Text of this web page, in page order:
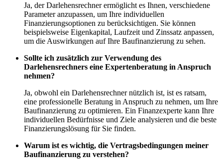
Ja, der Darlehensrechner ermöglicht es Ihnen, verschiedene
Parameter anzupassen, um Ihre individuellen
Finanzierungsoptionen zu berücksichtigen. Sie können
beispielsweise Eigenkapital, Laufzeit und Zinssatz anpassen,
um die Auswirkungen auf Ihre Baufinanzierung zu sehen.
Sollte ich zusätzlich zur Verwendung des
Darlehensrechners eine Expertenberatung in Anspruch
nehmen?
Ja, obwohl ein Darlehensrechner nützlich ist, ist es ratsam,
eine professionelle Beratung in Anspruch zu nehmen, um Ihre
Baufinanzierung zu optimieren. Ein Finanzexperte kann Ihre
individuellen Bedürfnisse und Ziele analysieren und die beste
Finanzierungslösung für Sie finden.
Warum ist es wichtig, die Vertragsbedingungen meiner
Baufinanzierung zu verstehen?